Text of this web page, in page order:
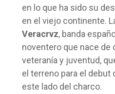
en lo que ha sido su
en el viejo continente.
Veracrvz, banda
noventero que nace de
veteranía y juventud,
el terreno para el debut
este lado del charco.